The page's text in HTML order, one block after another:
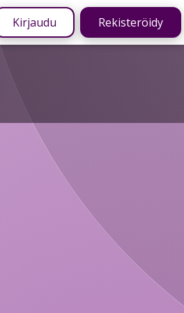
Kirjaudu Rekisteröidy